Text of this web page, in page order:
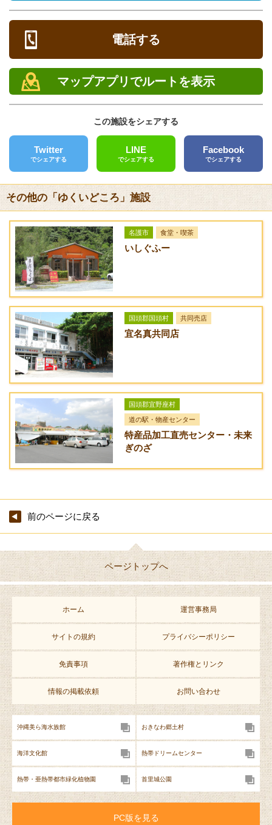
駐車場
[あり] 有料
営業時間
12:00～23:00
定休日
クレジットカード
[対応]VISA、MASTER、JCB、AMEX、DINERS、DC、OCS、
中国銀聯、DISCOVER、JAL CARD特約店
バリアフリー
[対応]車椅子可、バリアフリー用トイレ
送迎サービス
[なし]
URL
オリオンホテル モトブ リゾート＆スパ内 オリオンビアバー
アクセス方法
那覇空港より車で約100分（沖縄自動車道利用時）
メニュー
・オリオン ザ・クラフト各種
750円 Small (250ml)
・オリオン ザ・ドラフト
・オリオン ザ・プレミアム
600円 Small (250ml)
850円 Regular (350 ml)
1200円 Large (420 ml)
・オリオン ザ・ドラフト（スウィングカラン）
1,200円（420ml）
・オリオンクリアフリー（ノンアルコールビール）
・ビアフライツ（3種類のビール飲み比べセット）
1,800円
・泡盛 850円～ （45ml）
・ウイスキー 1,000円～ （30ml）
・ソフトドリンク各種 650円～
備考
※ホール席、カウンター席がございます。
※営業日・営業時間は季節や天候により、変更になる場合がご
ざいますので予めご了承願います。
※外来利用可です。
電話する
マップアプリでルートを表示
この施設をシェアする
Twitter
でシェアする
LINE
でシェアする
Facebook
でシェアする
その他の「ゆくいどころ」施設
名護市 食堂・喫茶
いしぐふー
国頭郡国頭村 共同売店
宜名真共同店
国頭郡宜野座村
道の駅・物産センター
特産品加工直売センター・未来
ぎのざ
前のページに戻る
ページトップへ
ホーム 運営事務局
サイトの規約 プライバシーポリシー
免責事項 著作権とリンク
情報の掲載依頼 お問い合わせ
沖縄美ら海水族館 おきなわ郷土村
海洋文化館 熱帯ドリームセンター
熱帯・亜熱帯都市緑化植物園 首里城公園
PC版を見る